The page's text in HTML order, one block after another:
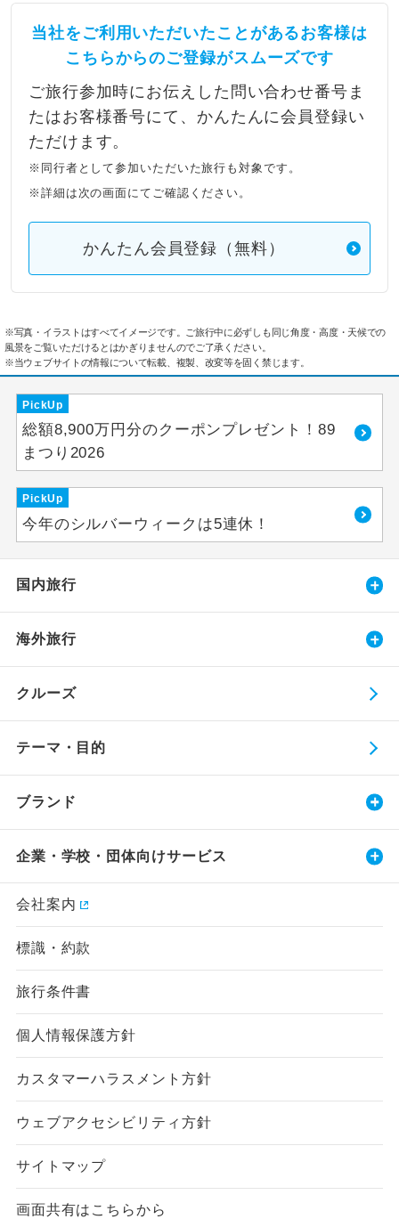
当社をご利用いただいたことがあるお客様は
こちらからのご登録がスムーズです
ご旅行参加時にお伝えした問い合わせ番号ま
たはお客様番号にて、かんたんに会員登録い
ただけます。
※同行者として参加いただいた旅行も対象です。
※詳細は次の画面にてご確認ください。
かんたん会員登録（無料）
※写真・イラストはすべてイメージです。ご旅行中に必ずしも同じ角度・高度・天候での
風景をご覧いただけるとはかぎりませんのでご了承ください。
※当ウェブサイトの情報について転載、複製、改変等を固く禁じます。
PickUp
総額8,900万円分のクーポンプレゼント！89
まつり2026
PickUp
今年のシルバーウィークは5連休！
国内旅行
海外旅行
クルーズ
テーマ・目的
ブランド
企業・学校・団体向けサービス
会社案内
標識・約款
旅行条件書
個人情報保護方針
カスタマーハラスメント方針
ウェブアクセシビリティ方針
サイトマップ
画面共有はこちらから